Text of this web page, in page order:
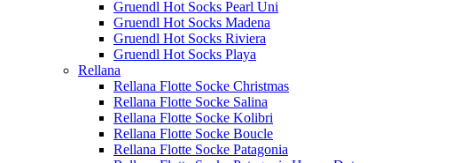
Gruendl Hot Socks Pearl Uni
Gruendl Hot Socks Madena
Gruendl Hot Socks Riviera
Gruendl Hot Socks Playa
Rellana
Rellana Flotte Socke Christmas
Rellana Flotte Socke Salina
Rellana Flotte Socke Kolibri
Rellana Flotte Socke Boucle
Rellana Flotte Socke Patagonia